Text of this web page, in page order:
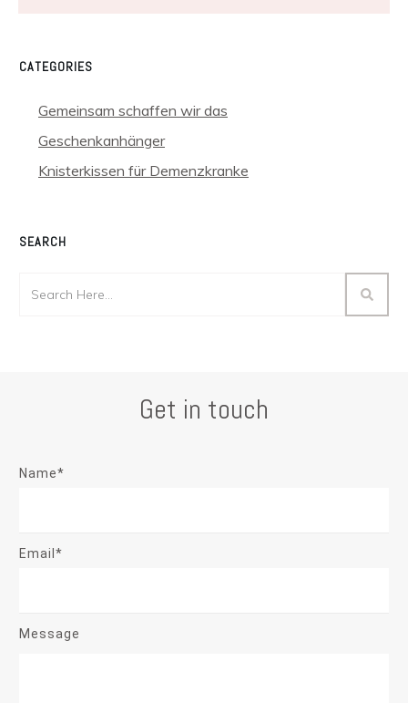
CATEGORIES
Gemeinsam schaffen wir das
Geschenkanhänger
Knisterkissen für Demenzkranke
SEARCH
Get in touch
Name*
Email*
Message